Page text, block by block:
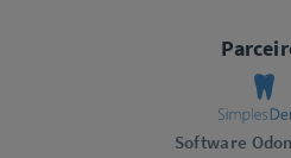
Software